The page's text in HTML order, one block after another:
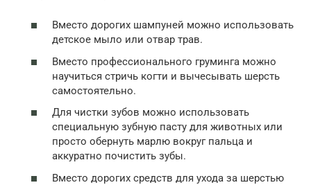
Вместо дорогих шампуней можно использовать
детское мыло или отвар трав.
Вместо профессионального груминга можно
научиться стричь когти и вычесывать шерсть
самостоятельно.
Для чистки зубов можно использовать
специальную зубную пасту для животных или
просто обернуть марлю вокруг пальца и
аккуратно почистить зубы.
Вместо дорогих средств для ухода за шерстью